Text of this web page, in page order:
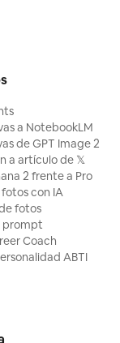
a NotebookLM
de GPT Image 2
a artículo de 𝕏
2 frente a Pro
con IA
fotos
prompt
Coach
ABTI